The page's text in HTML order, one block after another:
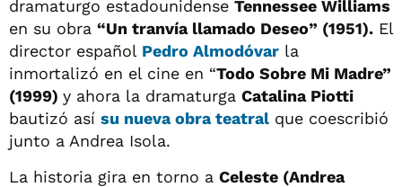
dramaturgo estadounidense Tennessee Williams
en su obra “Un tranvía llamado Deseo” (1951). El
director español Pedro Almodóvar la
inmortalizó en el cine en “Todo Sobre Mi Madre”
(1999) y ahora la dramaturga Catalina Piotti
bautizó así su nueva obra teatral que coescribió
junto a Andrea Isola.
La historia gira en torno a Celeste (Andrea